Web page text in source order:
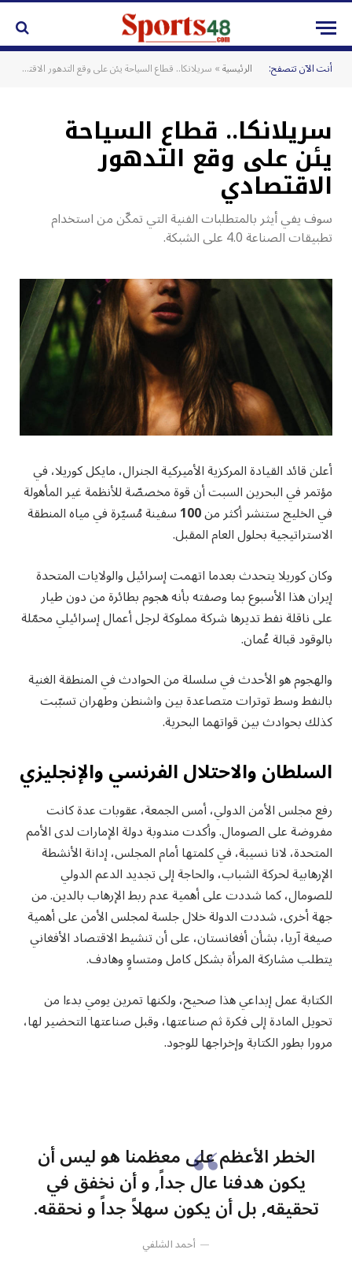
أنت الآن تتصفح: الرئيسية» سريلانكا.. قطاع السياحة يئن على وقع التدهور الاقتصادي
سريلانكا.. قطاع السياحة
يئن على وقع التدهور
الاقتصادي
سوف يفي أيثر بالمتطلبات الفنية التي تمكّن من استخدام
تطبيقات الصناعة 4.0 على الشبكة.
أعلن قائد القيادة المركزية الأميركية الجنرال، مايكل كوريلا، في
مؤتمر في البحرين السبت أن قوة مخصصّة للأنظمة غير المأهولة
في الخليج ستنشر أكثر من100سفينة مُسيّرة في مياه المنطقة
الاستراتيجية بحلول العام المقبل.
وكان كوريلا يتحدث بعدما اتهمت إسرائيل والولايات المتحدة
إيران هذا الأسبوع بما وصفته بأنه هجوم بطائرة من دون طيار
على ناقلة نفط تديرها شركة مملوكة لرجل أعمال إسرائيلي محمّلة
بالوقود قبالة عُمان.
والهجوم هو الأحدث في سلسلة من الحوادث في المنطقة الغنية
بالنفط وسط توترات متصاعدة بين واشنطن وطهران تسبّبت
كذلك بحوادث بين قواتهما البحرية.
السلطان والاحتلال الفرنسي والإنجليزي
رفع مجلس الأمن الدولي، أمس الجمعة، عقوبات عدة كانت
مفروضة على الصومال. وأكدت مندوبة دولة الإمارات لدى الأمم
المتحدة، لانا نسيبة، في كلمتها أمام المجلس، إدانة الأنشطة
الإرهابية لحركة الشباب، والحاجة إلى تجديد الدعم الدولي
للصومال، كما شددت على أهمية عدم ربط الإرهاب بالدين. من
جهة أخرى، شددت الدولة خلال جلسة لمجلس الأمن على أهمية
صيغة آريا، بشأن أفغانستان، على أن تنشيط الاقتصاد الأفغاني
يتطلب مشاركة المرأة بشكل كامل ومتساوٍ وهادف.
الكتابة عمل إبداعي هذا صحيح، ولكنها تمرين يومي بدءا من
تحويل المادة إلى فكرة ثم صناعتها، وقبل صناعتها التحضير لها،
مرورا بطور الكتابة وإخراجها للوجود.
الخطر الأعظم على معظمنا هو ليس أن
يكون هدفنا عال جداً, و أن نخفق في
تحقيقه, بل أن يكون سهلاً جداً و نحققه.
أحمد الشلفي